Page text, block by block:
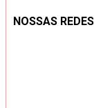
NOSSAS REDES